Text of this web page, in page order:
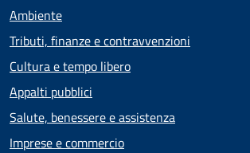
Ambiente
Tributi, finanze e contravvenzioni
Cultura e tempo libero
Appalti pubblici
Salute, benessere e assistenza
Imprese e commercio